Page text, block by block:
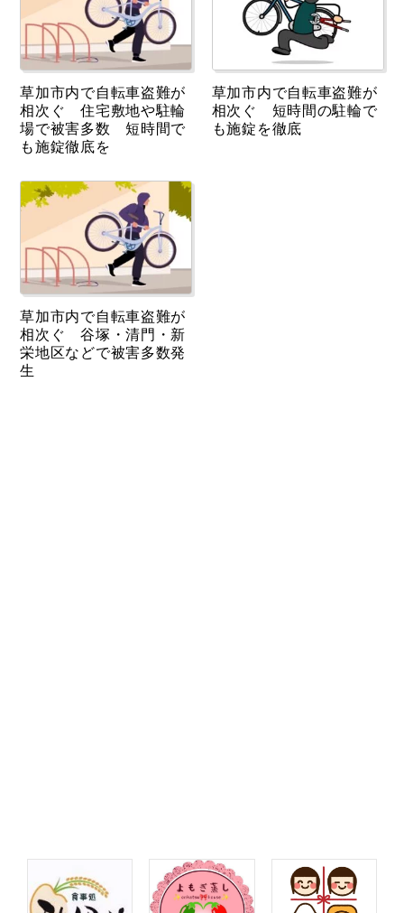
草加市内で自転車盗難が
相次ぐ 住宅敷地や駐輪
場で被害多数 短時間で
も施錠徹底を
草加市内で自転車盗難が
相次ぐ 短時間の駐輪で
も施錠を徹底
草加市内で自転車盗難が
相次ぐ 谷塚・清門・新
栄地区などで被害多数発
生